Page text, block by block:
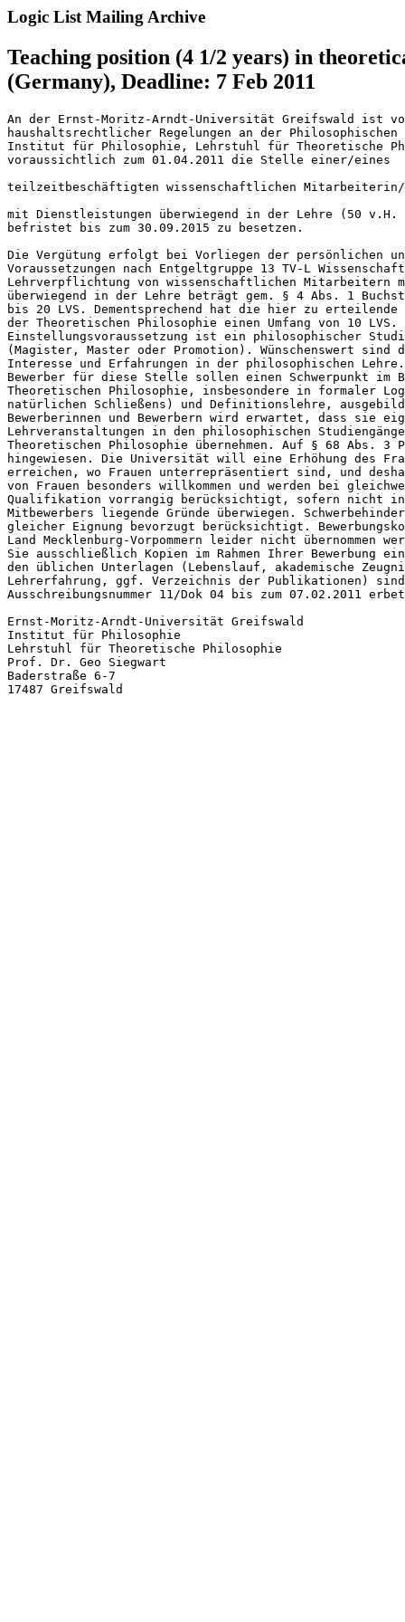
Logic List Mailing Archive
Teaching position (4 1/2 years) in
(Germany), Deadline: 7 Feb 2011
An der Ernst-Moritz-Arndt-Universität Greifswald ist
haushaltsrechtlicher Regelungen an der
Institut für Philosophie, Lehrstuhl für Theoretische
voraussichtlich zum 01.04.2011 die Stelle einer/eines
teilzeitbeschäftigten wissenschaftlichen
mit Dienstleistungen überwiegend in der Lehre (50 v.H.
befristet bis zum 30.09.2015 zu besetzen.
Die Vergütung erfolgt bei Vorliegen der persönlichen
Voraussetzungen nach Entgeltgruppe 13 TV-L
Lehrverpflichtung von wissenschaftlichen Mitarbeitern
überwiegend in der Lehre beträgt gem. § 4 Abs. 1
bis 20 LVS. Dementsprechend hat die hier zu
der Theoretischen Philosophie einen Umfang von 10 LVS.
Einstellungsvoraussetzung ist ein philosophischer
(Magister, Master oder Promotion). Wünschenswert sind
Interesse und Erfahrungen in der philosophischen
Bewerber für diese Stelle sollen einen Schwerpunkt im
Theoretischen Philosophie, insbesondere in formaler
natürlichen Schließens) und Definitionslehre,
Bewerberinnen und Bewerbern wird erwartet, dass sie
Lehrveranstaltungen in den philosophischen
Theoretischen Philosophie übernehmen. Auf § 68 Abs. 3
hingewiesen. Die Universität will eine Erhöhung des
erreichen, wo Frauen unterrepräsentiert sind, und
von Frauen besonders willkommen und werden bei
Qualifikation vorrangig berücksichtigt, sofern nicht
Mitbewerbers liegende Gründe überwiegen.
gleicher Eignung bevorzugt berücksichtigt.
Land Mecklenburg-Vorpommern leider nicht übernommen
Sie ausschließlich Kopien im Rahmen Ihrer Bewerbung
den üblichen Unterlagen (Lebenslauf, akademische
Lehrerfahrung, ggf. Verzeichnis der Publikationen)
Ausschreibungsnummer 11/Dok 04 bis zum 07.02.2011
Ernst-Moritz-Arndt-Universität Greifswald
Institut für Philosophie
Lehrstuhl für Theoretische Philosophie
Prof. Dr. Geo Siegwart
Baderstraße 6-7